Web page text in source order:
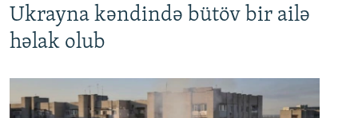
Ukrayna kəndində bütöv bir ailə
həlak olub